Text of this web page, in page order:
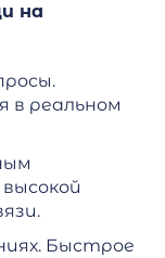
на
реальном
Быстрое